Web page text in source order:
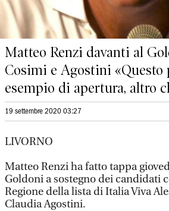
Matteo Renzi davanti al
Cosimi e Agostini «Questo
esempio di apertura, altro
19 settembre 2020 03:27
LIVORNO
Matteo Renzi ha fatto tappa
Goldoni a sostegno dei candidati
Regione della lista di Italia Viva
Claudia Agostini.